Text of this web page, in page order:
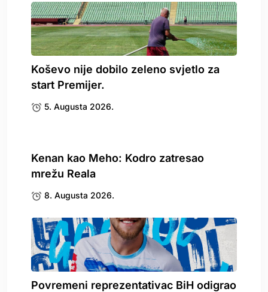
Koševo nije dobilo zeleno svjetlo za
start Premijer.
5. Augusta 2026.
Kenan kao Meho: Kodro zatresao
mrežu Reala
8. Augusta 2026.
Povremeni reprezentativac BiH odigrao